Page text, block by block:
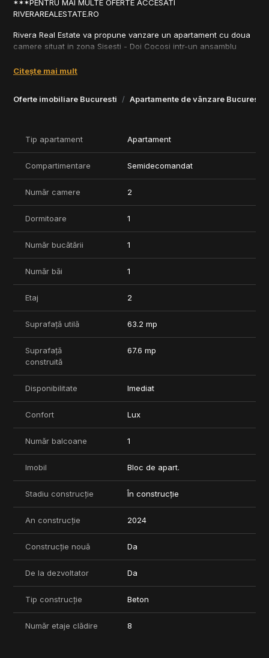
Oferte imobiliare Bucuresti Apartamente de vânzare Bucuresti
***PENTRU MAI MULTE OFERTE ACCESATI
RIVERAREALESTATE.RO
Rivera Real Estate va propune vanzare un apartament cu doua
camere situat in zona Sisesti - Doi Cocosi intr-un ansamblu
Acest complex rezidențial se remarcă prin infrastructura sa
veți descoperi facilități moderne precum zone de fitness spații
voștri necuvântători.
catre principalele artere ale orasului.
Locurile de parcare se achizitioneaza separat.
17.000 EUR.
Termen de finalizare 2026.
Complexul rezidențial Lakeside 11, situat în partea de nord a
Bucureștiului, pe malul Lacului Străulești.
complexul oferă o infrastructură bine dezvoltată, menită să
îmbunătățească calitatea vieții locuitorilor. Aceștia vor beneficia
de facilități precum o zonă de fitness, spații de recreere liniștite,
locuri de joacă pentru copii și zone dedicate pentru animalele
de companie.
Bucurați-vă de liniștea naturii fără a compromite confortul vieții
Citește mai mult
Tip apartament Apartament
Compartimentare Semidecomandat
Număr camere 2
Dormitoare 1
Număr bucătării 1
Număr băi 1
Etaj 2
Suprafață utilă 63.2 mp
Suprafață
construită
67.6 mp
Disponibilitate Imediat
Confort Lux
Număr balcoane 1
Imobil Bloc de apart.
Stadiu construcție În construcție
An construcție 2024
Construcție nouă Da
De la dezvoltator Da
Tip construcție Beton
Număr etaje clădire 8